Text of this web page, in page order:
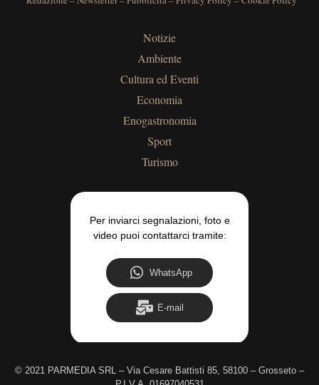
Notizie
Ambiente
Cultura ed Eventi
Economia
Enogastronomia
Sport
Turismo
Per inviarci segnalazioni, foto e
video puoi contattarci tramite:
WhatsApp
E-mail
© 2021 PARMEDIA SRL – Via Cesare Battisti 85, 58100 – Grosseto –